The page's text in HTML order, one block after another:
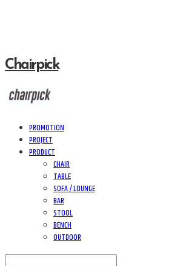
Chairpick
PROMOTION
PROJECT
PRODUCT
CHAIR
TABLE
SOFA / LOUNGE
BAR
STOOL
BENCH
OUTDOOR